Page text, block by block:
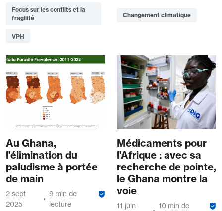
Focus sur les conflits et la
fragilité
VPH
Changement climatique
Au Ghana,
l’élimination du
paludisme à portée
de main
2 sept
2025
9 min de
lecture
Médicaments pour
l’Afrique : avec sa
recherche de pointe,
le Ghana montre la
voie
11 juin
10 min de